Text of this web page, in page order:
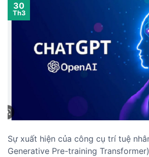
30
Th3
Sự xuất hiện của công cụ trí tuệ
Generative Pre-training